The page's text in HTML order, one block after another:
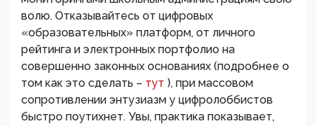
волю. Отказывайтесь от цифровых
«образовательных» платформ, от личного
рейтинга и электронных портфолио на
совершенно законных основаниях (подробнее о
том как это сделать – тут ), при массовом
сопротивлении энтузиазм у цифролоббистов
быстро поутихнет. Увы, практика показывает,